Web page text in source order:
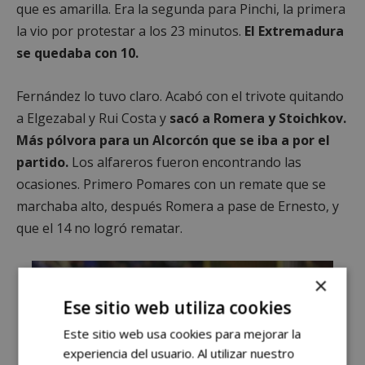
que es amarilla. Era la segunda para Pinchi, la primera
la vio por protestar a los 23 minutos. El Extremadura
se quedaba con 10.
Fernández lo tuvo claro. Acabó con el trivote quitando
a Elgezabal y Rui Costa y sacó a Romera y Stoichkov.
Más pólvora para un Alcorcón que se iba a por el
partido. Los alfareros fueron encontrando las
ocasiones. Primero Pomares con un remate que se
marchaba alto, después Romera a pase de Ernesto, y
que el 14 no logró rematar.
×
Ese sitio web utiliza cookies
Este sitio web usa cookies para mejorar la
experiencia del usuario. Al utilizar nuestro